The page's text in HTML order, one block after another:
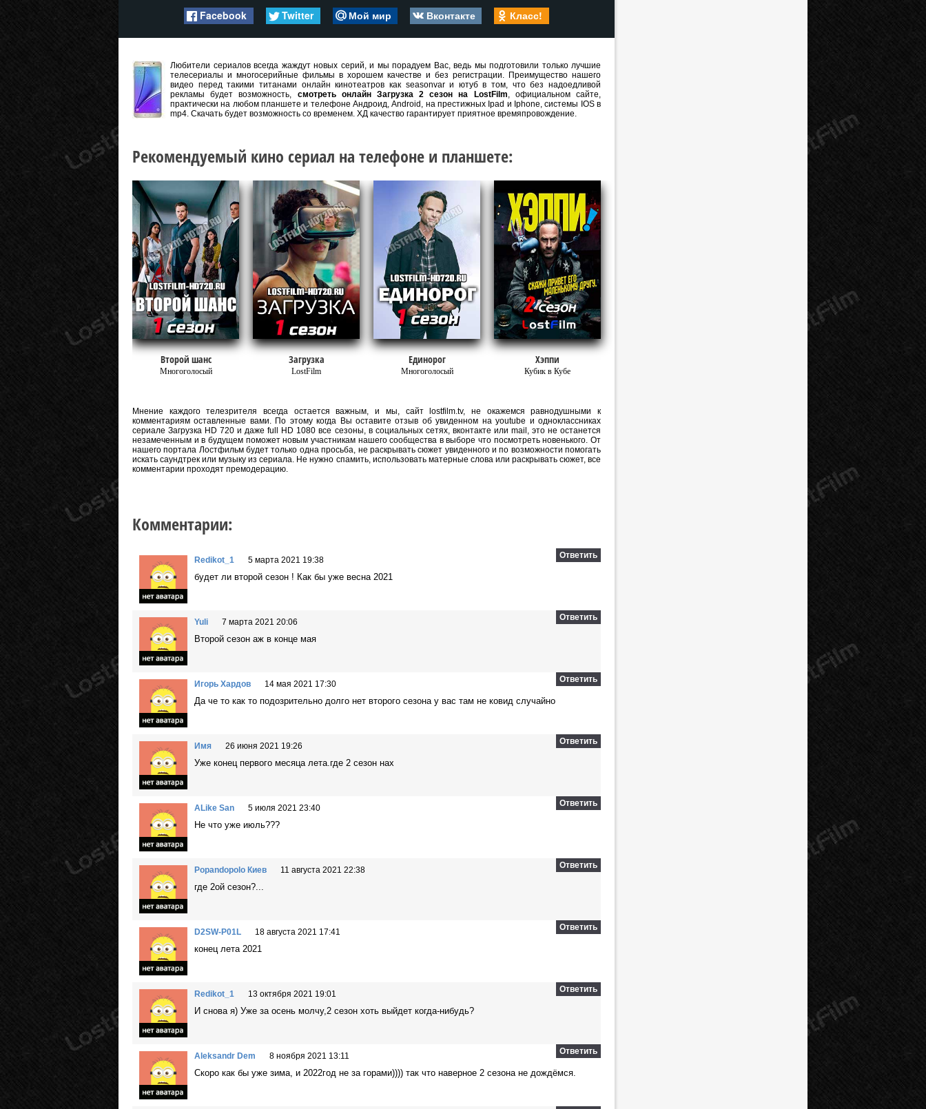
Facebook Twitter Мой мир Вконтакте Класс!
Любители сериалов всегда жаждут новых серий, и мы порадуем Вас, ведь мы подготовили только лучшие
телесериалы и многосерийные фильмы в хорошем качестве и без регистрации. Преимущество нашего
видео перед такими титанами онлайн кинотеатров как seasonvar и ютуб в том, что без надоедливой
рекламы будет возможность, смотреть онлайн Загрузка 2 сезон на LostFilm, официальном сайте,
практически на любом планшете и телефоне Андроид, Android, на престижных Ipad и Iphone, системы IOS в
mp4. Скачать будет возможность со временем. ХД качество гарантирует приятное времяпровождение.
Рекомендуемый кино сериал на телефоне и планшете:
Второй шанс
Многоголосый
Загрузка
LostFilm
Единорог
Многоголосый
Хэппи
Кубик в Кубе
Мнение каждого телезрителя всегда остается важным, и мы, сайт lostfilm.tv, не окажемся равнодушными к
комментариям оставленные вами. По этому когда Вы оставите отзыв об увиденном на youtube и одноклассниках
сериале Загрузка HD 720 и даже full HD 1080 все сезоны, в социальных сетях, вконтакте или mail, это не останется
незамеченным и в будущем поможет новым участникам нашего сообщества в выборе что посмотреть новенького. От
нашего портала Лостфильм будет только одна просьба, не раскрывать сюжет увиденного и по возможности помогать
искать саундтрек или музыку из сериала. Не нужно спамить, использовать матерные слова или раскрывать сюжет, все
комментарии проходят премодерацию.
Комментарии:
Redikot_1 5 марта 2021 19:38 Ответить
будет ли второй сезон ! Как бы уже весна 2021
Yuli 7 марта 2021 20:06 Ответить
Второй сезон аж в конце мая
Игорь Хардов 14 мая 2021 17:30 Ответить
Да че то как то подозрительно долго нет второго сезона у вас там не ковид случайно
Имя 26 июня 2021 19:26 Ответить
Уже конец первого месяца лета.где 2 сезон нах
ALike San 5 июля 2021 23:40 Ответить
Не что уже июль???
Popandopolo Киев 11 августа 2021 22:38 Ответить
где 2ой сезон?...
D2SW-P01L 18 августа 2021 17:41 Ответить
конец лета 2021
Redikot_1 13 октября 2021 19:01 Ответить
И снова я) Уже за осень молчу,2 сезон хоть выйдет когда-нибудь?
Aleksandr Dem 8 ноября 2021 13:11 Ответить
Скоро как бы уже зима, и 2022год не за горами)))) так что наверное 2 сезона не дождёмся.